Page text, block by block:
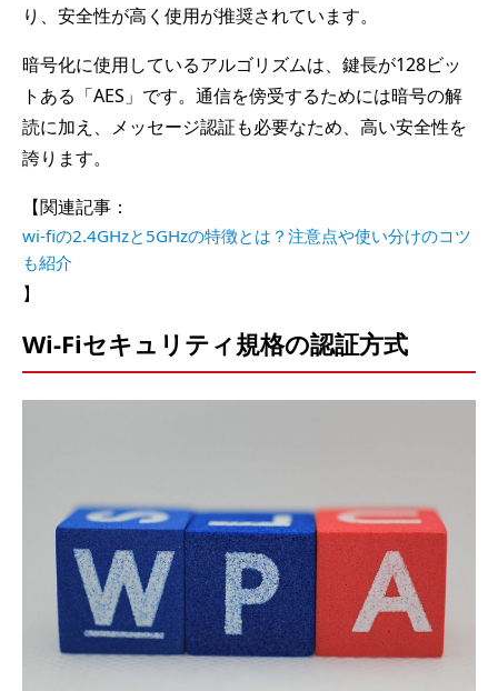
り、安全性が高く使用が推奨されています。
暗号化に使用しているアルゴリズムは、鍵長が128ビッ
トある「AES」です。通信を傍受するためには暗号の解
読に加え、メッセージ認証も必要なため、高い安全性を
誇ります。
【関連記事：
wi-fiの2.4GHzと5GHzの特徴とは？注意点や使い分けのコツ
も紹介
】
Wi-Fiセキュリティ規格の認証方式